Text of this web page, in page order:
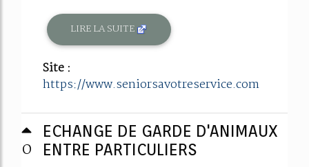
LIRE LA SUITE
Site :
https://www.seniorsavotreservice.com
0
ECHANGE DE GARDE D'ANIMAUX
ENTRE PARTICULIERS